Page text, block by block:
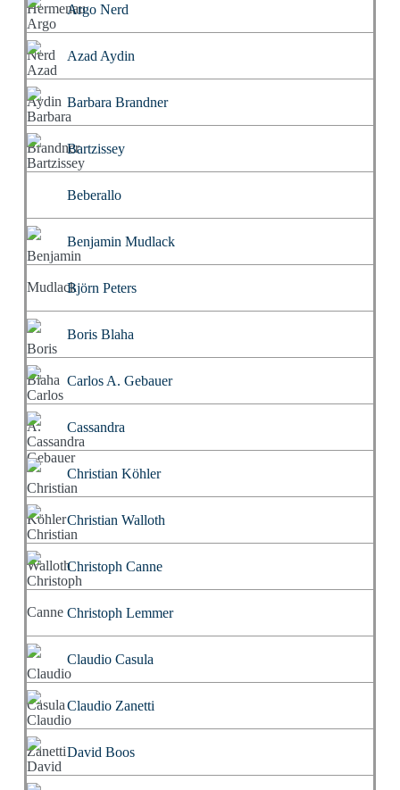
Argo Nerd
Azad Aydin
Barbara Brandner
Bartzissey
Beberallo
Benjamin Mudlack
Björn Peters
Boris Blaha
Carlos A. Gebauer
Cassandra
Christian Köhler
Christian Walloth
Christoph Canne
Christoph Lemmer
Claudio Casula
Claudio Zanetti
David Boos